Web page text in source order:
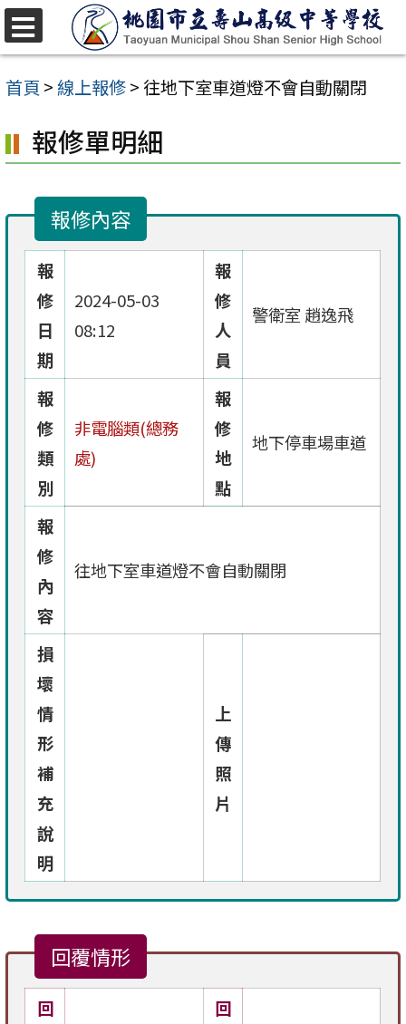
跳
至
主
內
容
首頁 >線上報修> 往地下室車道燈不會自動關閉
報修單明細
報修內容
報
修
日
期
2024-05-03
08:12
報
修
人
員
警衛室 趙逸飛
報
修
類
別
非電腦類(總務
處)
報
修
地
點
地下停車場車道
報
修
內
容
往地下室車道燈不會自動關閉
損
壞
情
形
補
充
說
明
上
傳
照
片
回覆情形
回
回
選
單